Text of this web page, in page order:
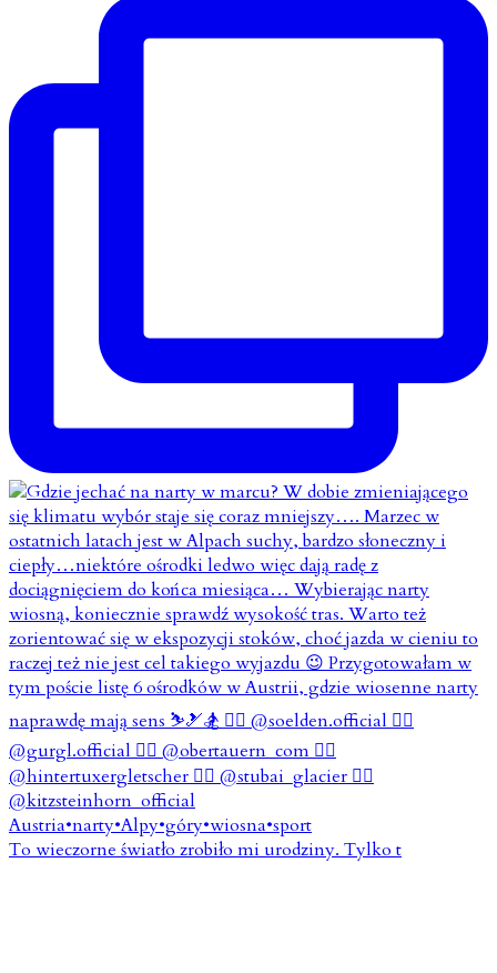
To wieczorne światło zrobiło mi urodziny. Tylko t